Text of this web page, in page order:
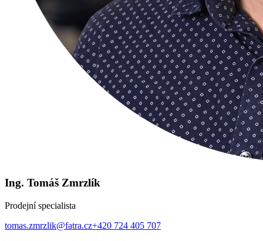
Ing. Tomáš Zmrzlík
Prodejní specialista
tomas.zmrzlik@fatra.cz+420 724 405 707